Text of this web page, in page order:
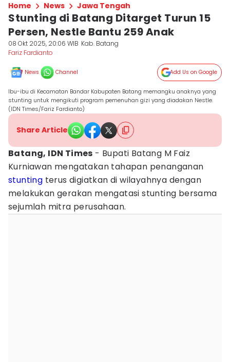
Home News Jawa Tengah
Stunting di Batang Ditarget Turun 15
Persen, Nestle Bantu 259 Anak
08 Okt 2025, 20:06 WIB Kab. Batang
Fariz Fardianto
News Channel Add Us on Google
Ibu-ibu di Kecamatan Bandar Kabupaten Batang memangku anaknya yang
stunting untuk mengikuti program pemenuhan gizi yang diadakan Nestle.
(IDN Times/Fariz Fardianto)
Share Article
Batang, IDN Times - Bupati Batang M Faiz
Kurniawan mengatakan tahapan penanganan
stunting terus digiatkan di wilayahnya dengan
melakukan gerakan mengatasi stunting bersama
sejumlah mitra perusahaan.